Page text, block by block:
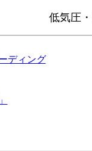
低気圧
ディング